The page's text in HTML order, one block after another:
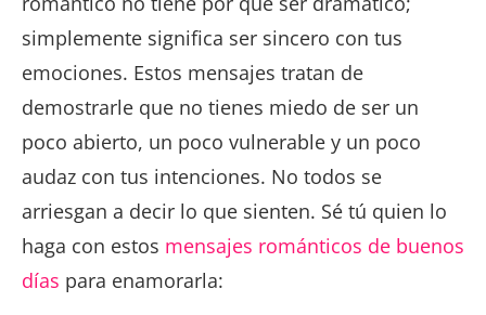
simplemente significa ser sincero con tus
emociones. Estos mensajes tratan de
demostrarle que no tienes miedo de ser un
poco abierto, un poco vulnerable y un poco
audaz con tus intenciones. No todos se
arriesgan a decir lo que sienten. Sé tú quien lo
haga con estos mensajes románticos de buenos
días para enamorarla: